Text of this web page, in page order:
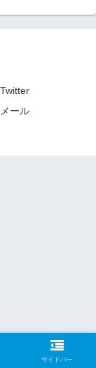
Twitter
メール
サイドバー